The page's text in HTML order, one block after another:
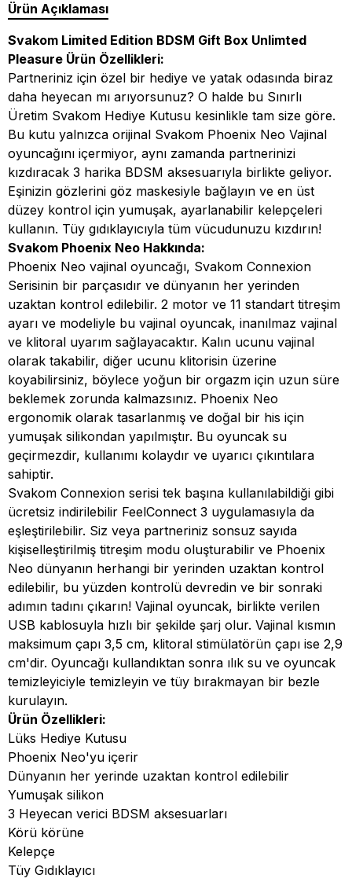
Ürün Açıklaması
Svakom Limited Edition BDSM Gift Box Unlimted
Pleasure Ürün Özellikleri:
Partneriniz için özel bir hediye ve yatak odasında biraz
daha heyecan mı arıyorsunuz? O halde bu Sınırlı
Üretim Svakom Hediye Kutusu kesinlikle tam size göre.
Bu kutu yalnızca orijinal Svakom Phoenix Neo Vajinal
oyuncağını içermiyor, aynı zamanda partnerinizi
kızdıracak 3 harika BDSM aksesuarıyla birlikte geliyor.
Eşinizin gözlerini göz maskesiyle bağlayın ve en üst
düzey kontrol için yumuşak, ayarlanabilir kelepçeleri
kullanın. Tüy gıdıklayıcıyla tüm vücudunuzu kızdırın!
Svakom Phoenix Neo Hakkında:
Phoenix Neo vajinal oyuncağı, Svakom Connexion
Serisinin bir parçasıdır ve dünyanın her yerinden
uzaktan kontrol edilebilir. 2 motor ve 11 standart titreşim
ayarı ve modeliyle bu vajinal oyuncak, inanılmaz vajinal
ve klitoral uyarım sağlayacaktır. Kalın ucunu vajinal
olarak takabilir, diğer ucunu klitorisin üzerine
koyabilirsiniz, böylece yoğun bir orgazm için uzun süre
beklemek zorunda kalmazsınız. Phoenix Neo
ergonomik olarak tasarlanmış ve doğal bir his için
yumuşak silikondan yapılmıştır. Bu oyuncak su
geçirmezdir, kullanımı kolaydır ve uyarıcı çıkıntılara
sahiptir.
Svakom Connexion serisi tek başına kullanılabildiği gibi
ücretsiz indirilebilir FeelConnect 3 uygulamasıyla da
eşleştirilebilir. Siz veya partneriniz sonsuz sayıda
kişiselleştirilmiş titreşim modu oluşturabilir ve Phoenix
Neo dünyanın herhangi bir yerinden uzaktan kontrol
edilebilir, bu yüzden kontrolü devredin ve bir sonraki
adımın tadını çıkarın! Vajinal oyuncak, birlikte verilen
USB kablosuyla hızlı bir şekilde şarj olur. Vajinal kısmın
maksimum çapı 3,5 cm, klitoral stimülatörün çapı ise 2,9
cm'dir. Oyuncağı kullandıktan sonra ılık su ve oyuncak
temizleyiciyle temizleyin ve tüy bırakmayan bir bezle
kurulayın.
Ürün Özellikleri:
Lüks Hediye Kutusu
Phoenix Neo'yu içerir
Dünyanın her yerinde uzaktan kontrol edilebilir
Yumuşak silikon
3 Heyecan verici BDSM aksesuarları
Körü körüne
Kelepçe
Tüy Gıdıklayıcı